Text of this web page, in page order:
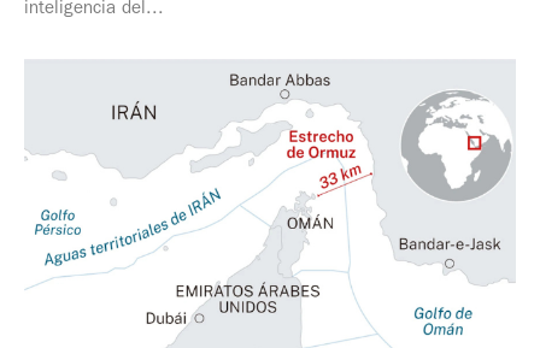
inteligencia del...